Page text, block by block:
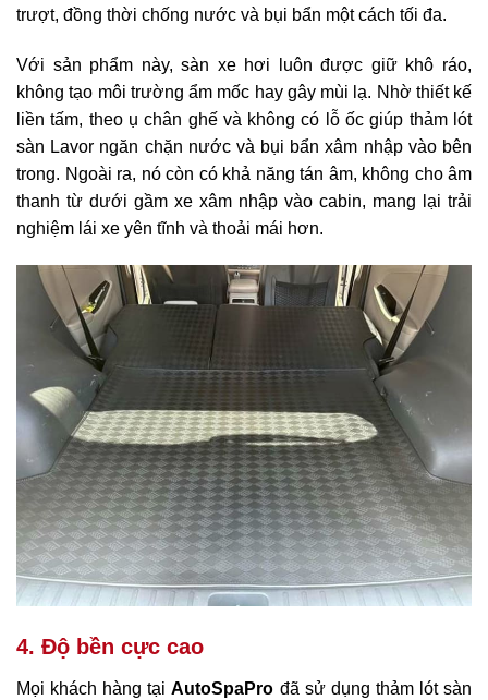
trượt, đồng thời chống nước và bụi bẩn một cách tối đa.
Với sản phẩm này, sàn xe hơi luôn được giữ khô ráo,
không tạo môi trường ẩm mốc hay gây mùi lạ. Nhờ thiết kế
liền tấm, theo ụ chân ghế và không có lỗ ốc giúp thảm lót
sàn Lavor ngăn chặn nước và bụi bẩn xâm nhập vào bên
trong. Ngoài ra, nó còn có khả năng tán âm, không cho âm
thanh từ dưới gầm xe xâm nhập vào cabin, mang lại trải
nghiệm lái xe yên tĩnh và thoải mái hơn.
4. Độ bền cực cao
Mọi khách hàng tạiAutoSpaPro đã sử dụng thảm lót sàn